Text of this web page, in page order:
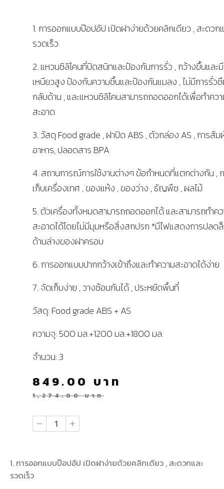
1. การออกแบบป๊อปอัป เปิดฝาง่ายด้วยคลิกเดียว , สะดวก
รวดเร็ว
2. แหวนซิลิโคนที่ปิดสนิทและป้องกันการรั่ว , กว้างขึ้นและ
เหนียวสูง ป้องกันความชื้นและป้องกันแมลง , ไม่มีการรั่ว
กลับด้าน , และแหวนซิลิโคนสามารถถอดออกได้เพื่อทำคว
สะอาด
3. วัสดุ Food grade , ฝาปิด ABS , ตัวกล่อง AS , การสั
อาหาร, ปลอดสาร BPA
4. สถานการณ์การใช้งานต่างๆ ข้อกำหนดที่แตกต่างกัน ,
เก็บเครื่องเทศ , ของแห้ง , ของว่าง , ธัญพืช , ผลไม้
5. ตัวเครื่องทั้งหมดสามารถถอดออกได้ และสามารถทำค
สะอาดได้โดยไม่มีมุมหรือสิ่งสกปรก *มีไฟแสดงการปลด
ด้านล่างของฝาครอบ
6. การออกแบบปากกว้างเข้าถึงและทำความสะอาดได้ง่าย
7. จัดเก็บง่าย , วางซ้อนกันได้ , ประหยัดพื้นที่
วัสดุ: Food grade ABS + AS
ความจุ: 500 มล.+1200 มล.+1800 มล.
จำนวน: 3
1,274.00บาท
849.00 บาท
1. การออกแบบป๊อปอัป เปิดฝาง่ายด้วยคลิกเดียว , สะดวกและ
รวดเร็ว